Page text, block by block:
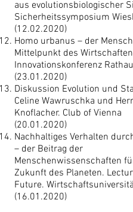
aus evolutionsbiologischer
Sicherheitssymposium
(12.02.2020)
Homo urbanus – der
Mittelpunkt des
Innovationskonferenz
(23.01.2020)
Diskussion Evolution und
Celine Wawruschka und
Knoflacher. Club of Vienna
(20.01.2020)
Nachhaltiges Verhalten
– der Beitrag der
Menschenwissenschaften
Zukunft des Planeten.
Future.
(16.01.2020)